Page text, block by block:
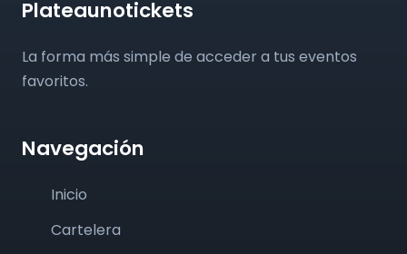
Plateaunotickets
La forma más simple de acceder a tus eventos
favoritos.
Navegación
Inicio
Cartelera